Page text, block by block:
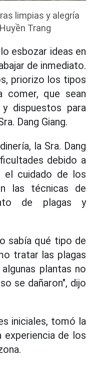
limpias y alegría
Trang
esbozar ideas en
de inmediato.
priorizo los tipos
que sean
dispuestos para
Dang Giang.
la Sra. Dang
debido a
el cuidado de los
las técnicas de
de plagas y
sabía qué tipo de
tratar las plagas
plantas no
se dañaron", dijo
iniciales, tomó la
experiencia de los